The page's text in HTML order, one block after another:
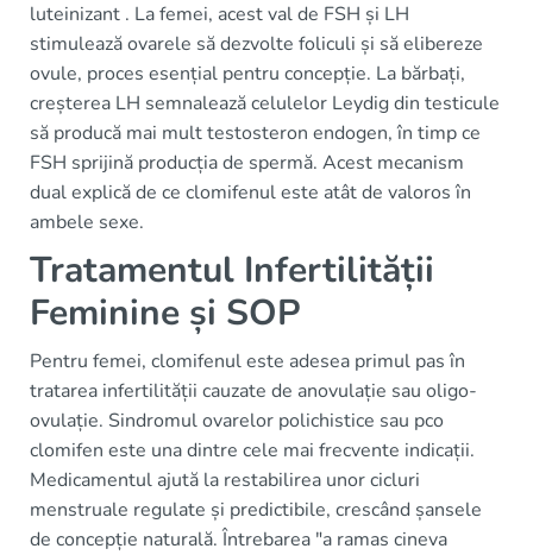
luteinizant . La femei, acest val de FSH și LH
stimulează ovarele să dezvolte foliculi și să elibereze
ovule, proces esențial pentru concepție. La bărbați,
creșterea LH semnalează celulelor Leydig din testicule
să producă mai mult testosteron endogen, în timp ce
FSH sprijină producția de spermă. Acest mecanism
dual explică de ce clomifenul este atât de valoros în
ambele sexe.
Tratamentul Infertilității
Feminine și SOP
Pentru femei, clomifenul este adesea primul pas în
tratarea infertilității cauzate de anovulație sau oligo-
ovulație. Sindromul ovarelor polichistice sau pco
clomifen este una dintre cele mai frecvente indicații.
Medicamentul ajută la restabilirea unor cicluri
menstruale regulate și predictibile, crescând șansele
de concepție naturală. Întrebarea "a ramas cineva